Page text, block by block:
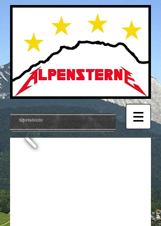
Alpensterne